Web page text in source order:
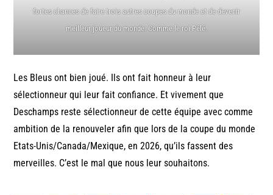
fortes chances de faire trois autres coupes du monde et de devenir
meilleur joueur du monde. Comme le roi Pélé.
Les Bleus ont bien joué. Ils ont fait honneur à leur
sélectionneur qui leur fait confiance. Et vivement que
Deschamps reste sélectionneur de cette équipe avec comme
ambition de la renouveler afin que lors de la coupe du monde
Etats-Unis/Canada/Mexique, en 2026, qu’ils fassent des
merveilles. C’est le mal que nous leur souhaitons.